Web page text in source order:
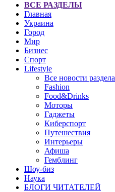
ВСЕ РАЗДЕЛЫ
Главная
Украина
Город
Мир
Бизнес
Спорт
Lifestyle
Все новости раздела
Fashion
Food&Drinks
Моторы
Гаджеты
Киберспорт
Путешествия
Интерьеры
Афиша
Гемблинг
Шоу-биз
Наука
БЛОГИ ЧИТАТЕЛЕЙ